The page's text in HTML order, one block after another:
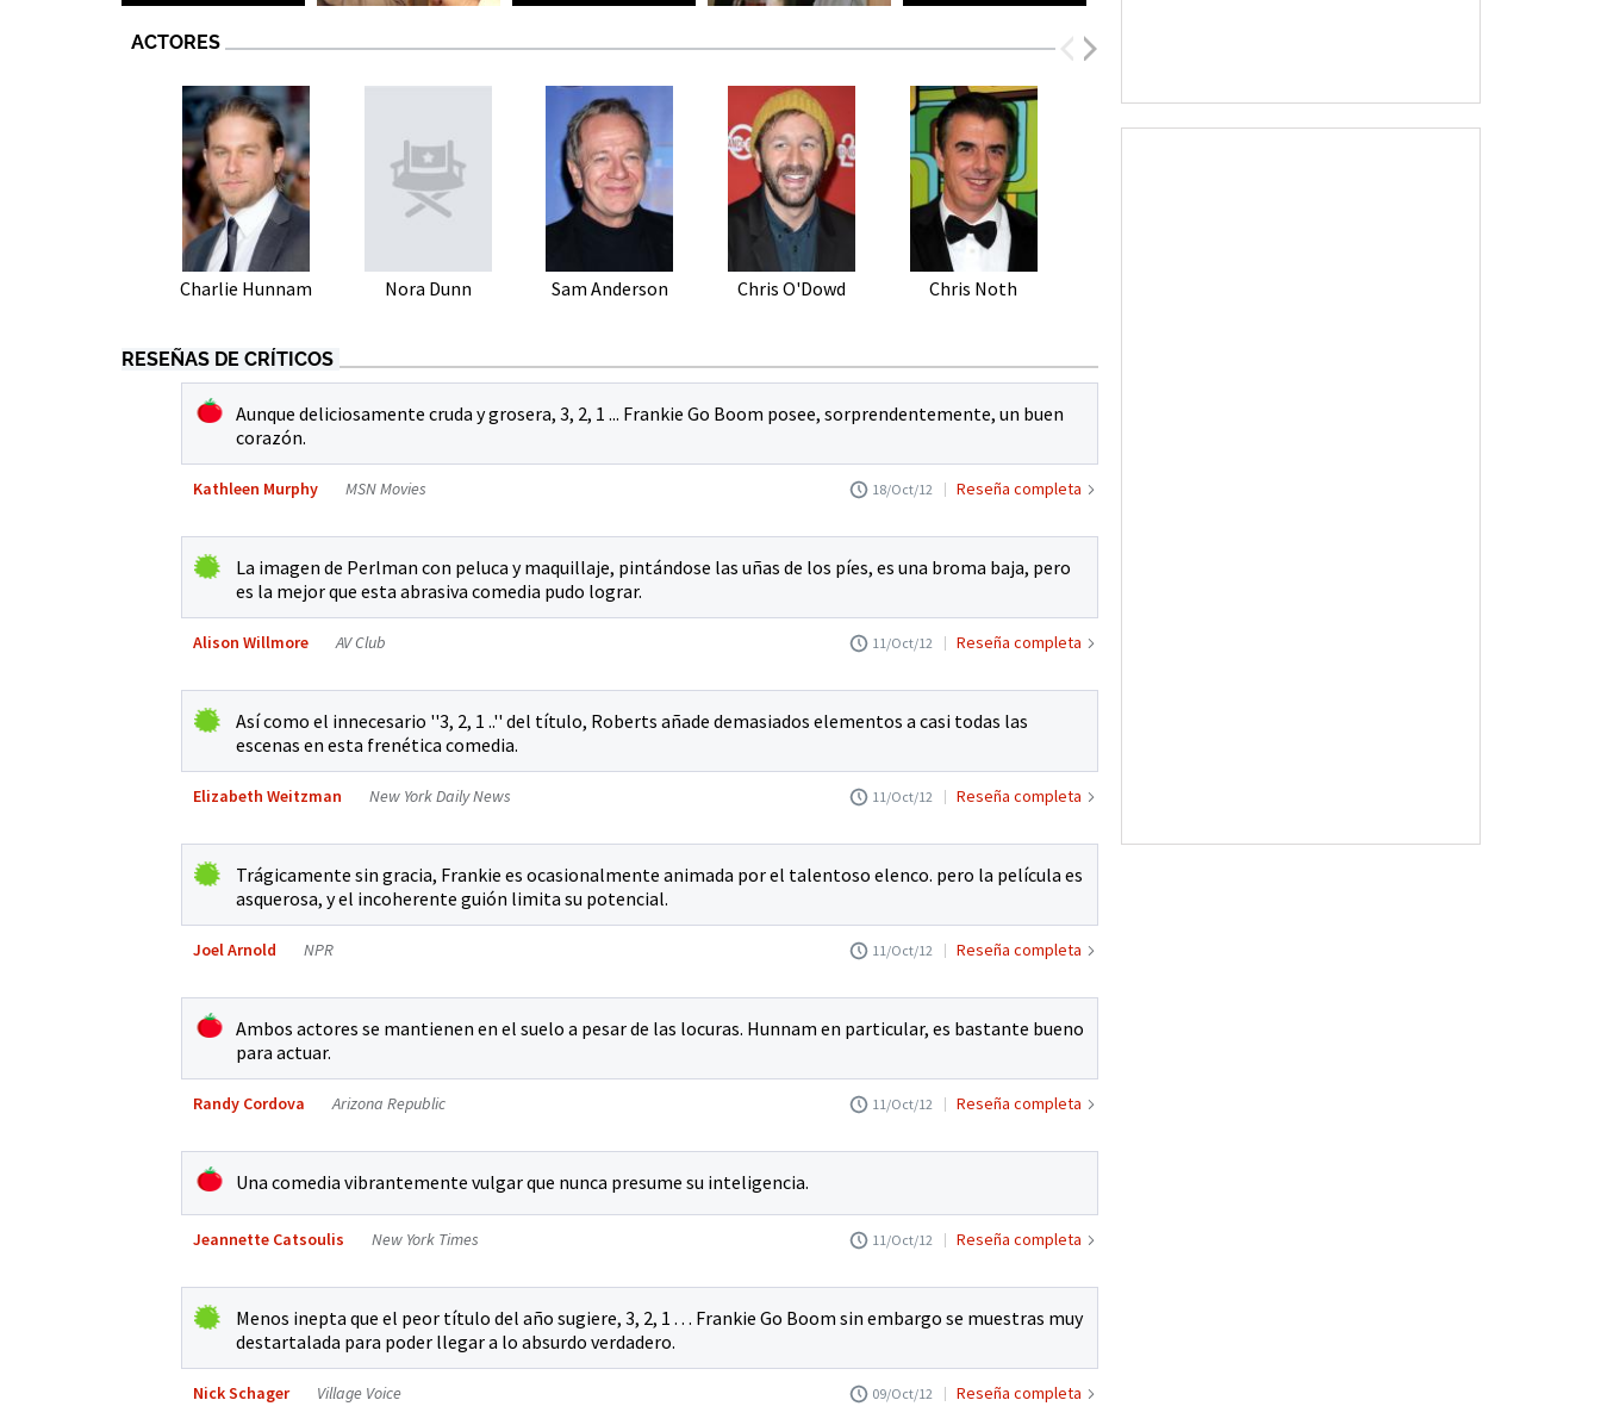
ACTORES
Charlie Hunnam Nora Dunn Sam Anderson Chris O'Dowd Chris Noth
RESEÑAS DE CRÍTICOS
Aunque deliciosamente cruda y grosera, 3, 2, 1 ... Frankie Go Boom posee, sorprendentemente, un buen
corazón.
Kathleen Murphy MSN Movies 18/Oct/12 Reseña completa
La imagen de Perlman con peluca y maquillaje, pintándose las uñas de los píes, es una broma baja, pero
es la mejor que esta abrasiva comedia pudo lograr.
Alison Willmore AV Club 11/Oct/12 Reseña completa
Así como el innecesario ''3, 2, 1 ..'' del título, Roberts añade demasiados elementos a casi todas las
escenas en esta frenética comedia.
Elizabeth Weitzman New York Daily News 11/Oct/12 Reseña completa
Trágicamente sin gracia, Frankie es ocasionalmente animada por el talentoso elenco. pero la película es
asquerosa, y el incoherente guión limita su potencial.
Joel Arnold NPR 11/Oct/12 Reseña completa
Ambos actores se mantienen en el suelo a pesar de las locuras. Hunnam en particular, es bastante bueno
para actuar.
Randy Cordova Arizona Republic 11/Oct/12 Reseña completa
Una comedia vibrantemente vulgar que nunca presume su inteligencia.
Jeannette Catsoulis New York Times 11/Oct/12 Reseña completa
Menos inepta que el peor título del año sugiere, 3, 2, 1 . . . Frankie Go Boom sin embargo se muestras muy
destartalada para poder llegar a lo absurdo verdadero.
Nick Schager Village Voice 09/Oct/12 Reseña completa